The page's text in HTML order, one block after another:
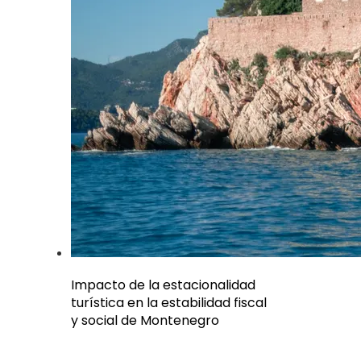
Impacto de la estacionalidad
turística en la estabilidad fiscal
y social de Montenegro